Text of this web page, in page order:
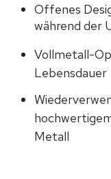
Offenes
während der
Vollmetall-
Lebensdauer
Metall